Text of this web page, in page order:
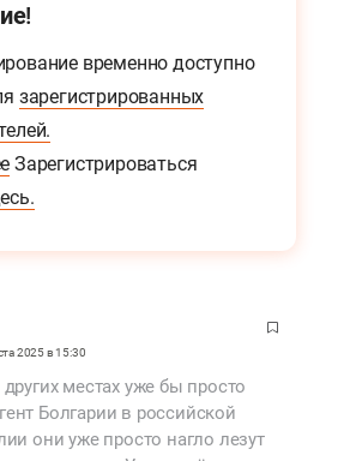
временно доступно
зарегистрированных
Зарегистрироваться
2025 в 15:30
местах уже бы просто
Болгарии в российской
они уже просто нагло лезут